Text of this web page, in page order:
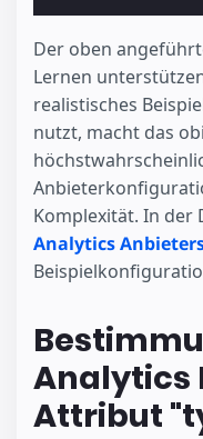
Der oben
Lernen
realistisches
nutzt, macht das
Komplexität. In der
Analytics
Analytics
Attribut